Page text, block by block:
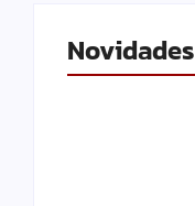
Novidades